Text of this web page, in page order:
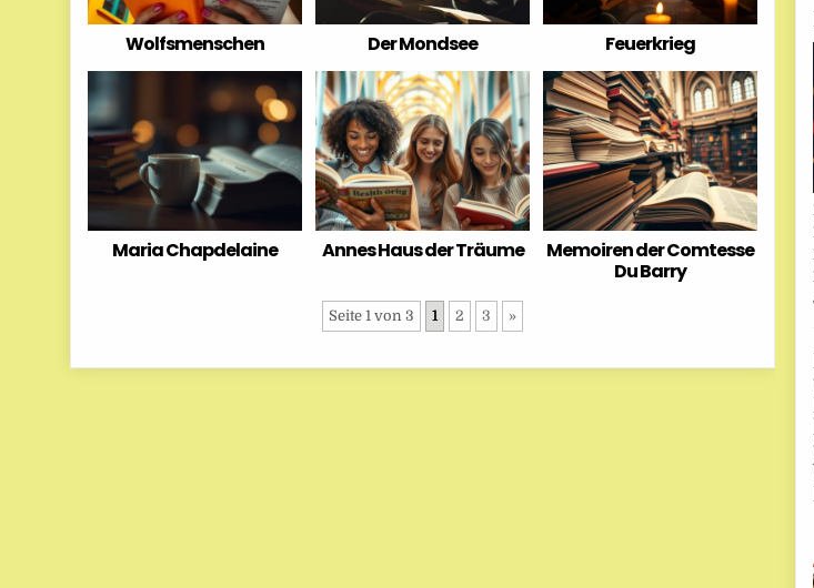
Wolfsmenschen Der Mondsee Feuerkrieg
Maria Chapdelaine Annes Haus der Träume
Memoiren der Comtesse
Du Barry
Seite 1 von 3 1 2 3 »